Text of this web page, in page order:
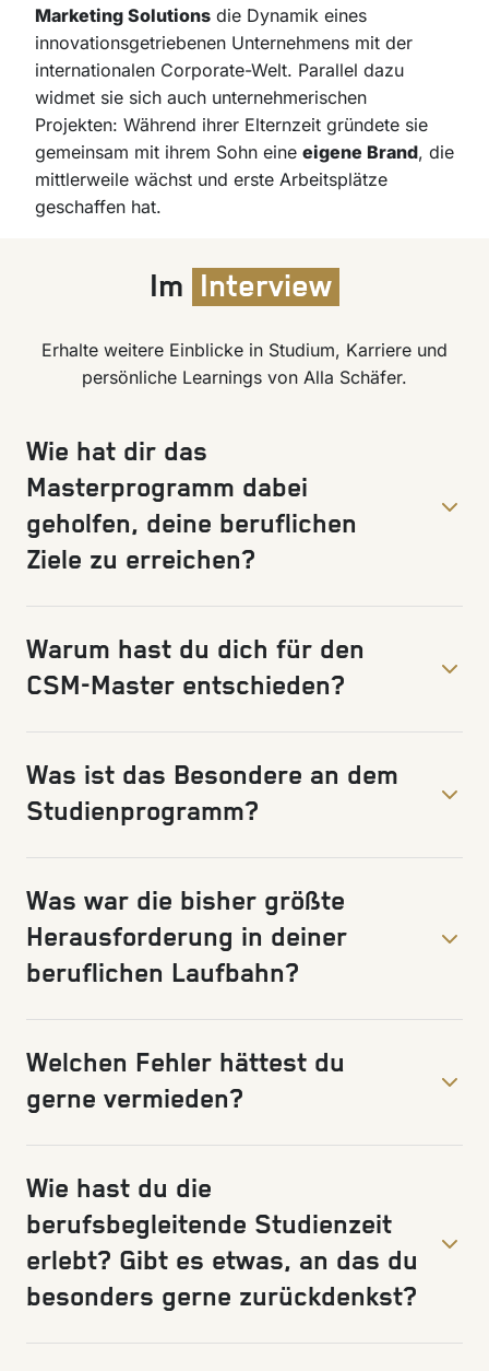
Marketing Solutions die Dynamik eines
innovationsgetriebenen Unternehmens mit der
internationalen Corporate-Welt. Parallel dazu
widmet sie sich auch unternehmerischen
Projekten: Während ihrer Elternzeit gründete sie
gemeinsam mit ihrem Sohn eine eigene Brand, die
mittlerweile wächst und erste Arbeitsplätze
geschaffen hat.
Im Interview
Erhalte weitere Einblicke in Studium, Karriere und
persönliche Learnings von Alla Schäfer.
Wie hat dir das
Masterprogramm dabei
geholfen, deine beruflichen
Ziele zu erreichen?
Warum hast du dich für den
CSM-Master entschieden?
Was ist das Besondere an dem
Studienprogramm?
Was war die bisher größte
Herausforderung in deiner
beruflichen Laufbahn?
Welchen Fehler hättest du
gerne vermieden?
Wie hast du die
berufsbegleitende Studienzeit
erlebt? Gibt es etwas, an das du
besonders gerne zurückdenkst?